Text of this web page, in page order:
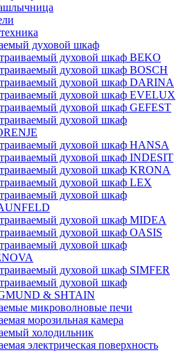
духовой шкаф
духовой шкаф BEKO
духовой шкаф BOSCH
духовой шкаф DARINA
духовой шкаф EVELUX
духовой шкаф GEFEST
духовой шкаф
духовой шкаф HANSA
духовой шкаф INDESIT
духовой шкаф KRONA
духовой шкаф LEX
духовой шкаф
духовой шкаф MIDEA
духовой шкаф OASIS
духовой шкаф
духовой шкаф SIMFER
духовой шкаф
& SHTAIN
микроволновые печи
морозильная камера
холодильник
электрическая поверхность